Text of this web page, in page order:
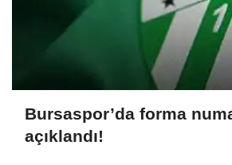
Bursaspor’da forma
açıklandı!